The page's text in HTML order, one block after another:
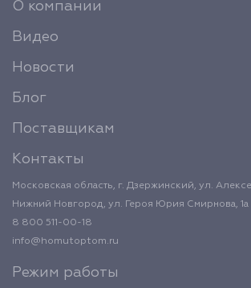
О компании
Видео
Новости
Блог
Поставщикам
Контакты
Московская область, г. Дзержинский, ул.
Нижний Новгород, ул. Героя Юрия Смирнова, 1а
8 800 511-00-18
info@homutoptom.ru
Режим работы